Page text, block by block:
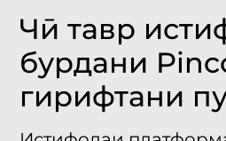
Чӣ тавр
бурдани
гирифтани